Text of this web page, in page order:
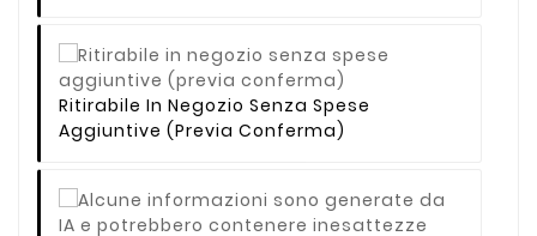
Ritirabile In Negozio Senza Spese
Aggiuntive (previa Conferma)